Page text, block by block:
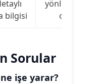
bilgisi
olabilir
Sorular
ne işe yarar?